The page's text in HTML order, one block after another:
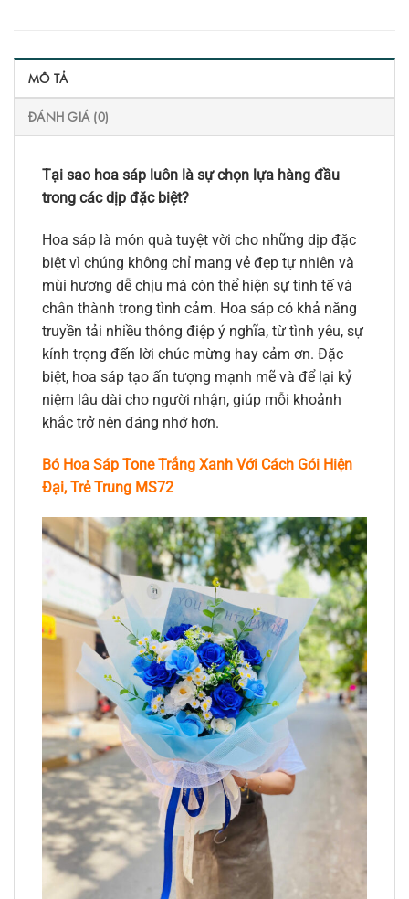
MÔ TẢ
ĐÁNH GIÁ (0)
Tại sao hoa sáp luôn là sự chọn lựa hàng đầu
trong các dịp đặc biệt?
Hoa sáp là món quà tuyệt vời cho những dịp đặc
biệt vì chúng không chỉ mang vẻ đẹp tự nhiên và
mùi hương dễ chịu mà còn thể hiện sự tinh tế và
chân thành trong tình cảm. Hoa sáp có khả năng
truyền tải nhiều thông điệp ý nghĩa, từ tình yêu, sự
kính trọng đến lời chúc mừng hay cảm ơn. Đặc
biệt, hoa sáp tạo ấn tượng mạnh mẽ và để lại kỷ
niệm lâu dài cho người nhận, giúp mỗi khoảnh
khắc trở nên đáng nhớ hơn.
Bó Hoa Sáp Tone Trắng Xanh Với Cách Gói Hiện
Đại, Trẻ Trung MS72